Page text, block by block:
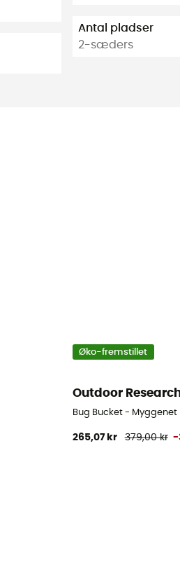
Antal pladser
2-sæders
Øko-fremstillet
Outdoor
Bug Bucket - Myggenet
265,07 kr 379,00 kr -